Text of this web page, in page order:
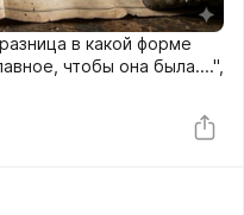
в какой форме
чтобы она была....",